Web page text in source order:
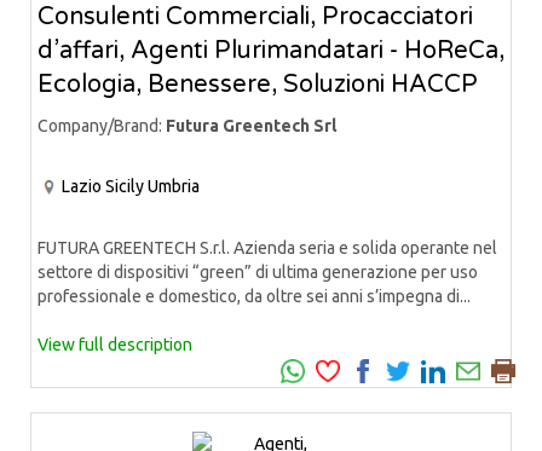
Consulenti Commerciali, Procacciatori
d’affari, Agenti Plurimandatari - HoReCa,
Ecologia, Benessere, Soluzioni HACCP
Company/Brand: Futura Greentech Srl
Lazio SicilyUmbria
FUTURA GREENTECH S.r.l. Azienda seria e solida operante nel
settore di dispositivi “green” di ultima generazione per uso
professionale e domestico, da oltre sei anni s’impegna di...
View full description